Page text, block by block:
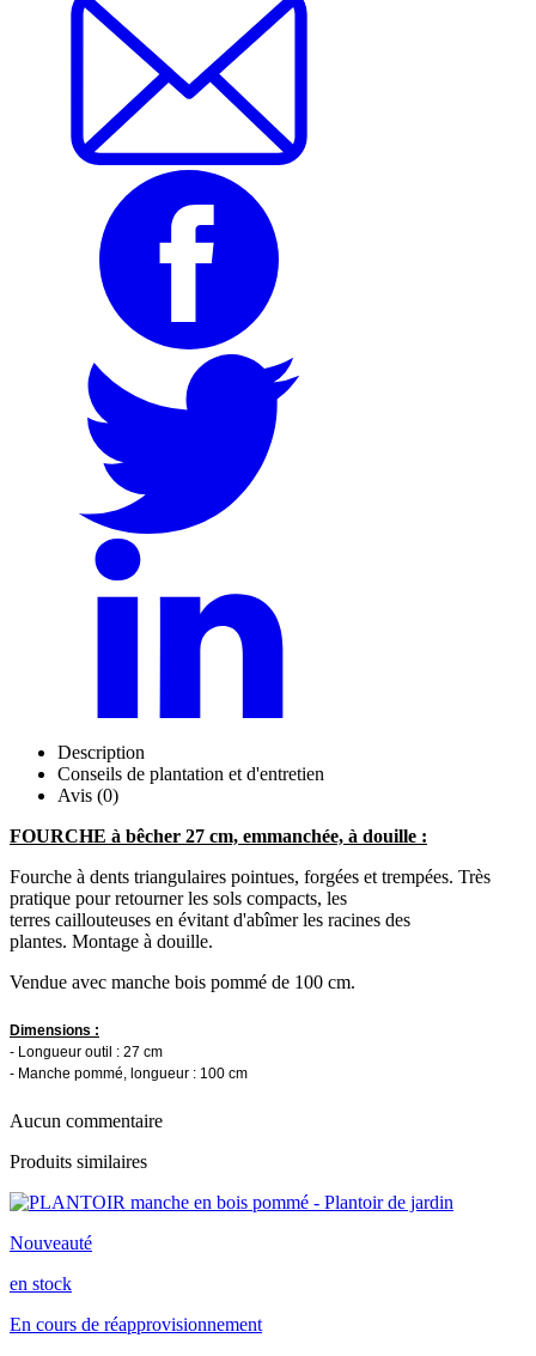
Description
Conseils de plantation et d'entretien
Avis (0)
FOURCHE à bêcher 27 cm, emmanchée, à douille :
Fourche à dents triangulaires pointues, forgées et trempées. Très
pratique pour retourner les sols compacts, les
terres caillouteuses en évitant d'abîmer les racines des
plantes. Montage à douille.
Vendue avec manche bois pommé de 100 cm.
Dimensions :
- Longueur outil : 27 cm
- Manche pommé, longueur : 100 cm
Aucun commentaire
Produits similaires
Nouveauté
en stock
En cours de réapprovisionnement